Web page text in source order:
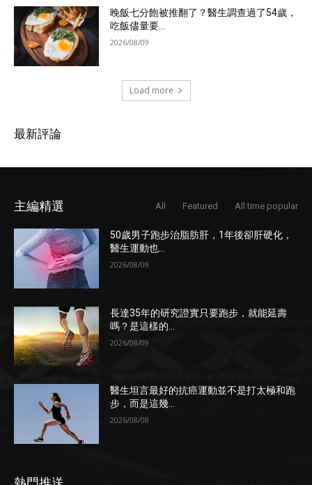
晚飯七分飽被推翻了？醫生調查過了54歲，
吃飯儘量要...
2026/08/09
Load more
最新評論
主編精選 All Featured All time popular
50歲男子跑步治脂肪肝，1年後卻肝硬化，
醫生運動也...
2026/08/09
長達35年的研究證實只要跑步，就能延壽
嗎？是這樣的...
2026/08/09
醫生坦言最好的抗癌運動並不是打太極和跑
步，而是這幾...
2026/08/08